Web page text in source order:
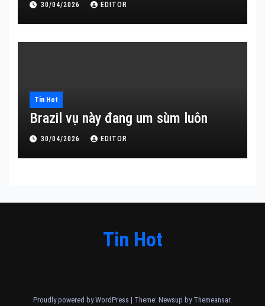
30/04/2026 EDITOR
Tin Hot
Brazil vụ này đang um sùm luôn
30/04/2026 EDITOR
Tin Hot
Proudly powered by WordPress | Theme: Newsup by Themeansar.